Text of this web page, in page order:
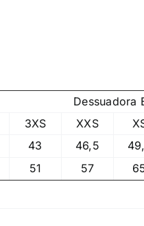
Dessuadora
3XS XXS
43 46,5
51 57